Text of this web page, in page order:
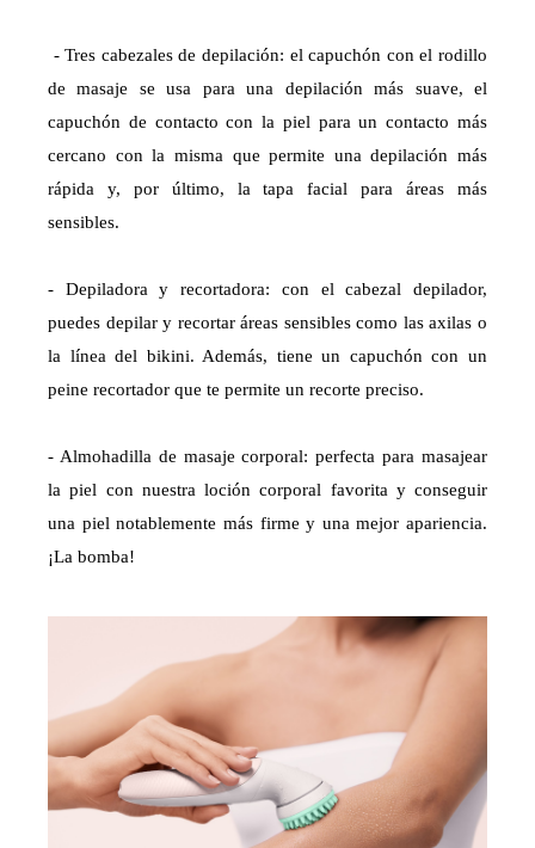
- Tres cabezales de depilación: el capuchón con el rodillo
de masaje se usa para una depilación más suave, el
capuchón de contacto con la piel para un contacto más
cercano con la misma que permite una depilación más
rápida y, por último, la tapa facial para áreas más
sensibles.
- Depiladora y recortadora: con el cabezal depilador,
puedes depilar y recortar áreas sensibles como las axilas o
la línea del bikini. Además, tiene un capuchón con un
peine recortador que te permite un recorte preciso.
- Almohadilla de masaje corporal: perfecta para masajear
la piel con nuestra loción corporal favorita y conseguir
una piel notablemente más firme y una mejor apariencia.
¡La bomba!